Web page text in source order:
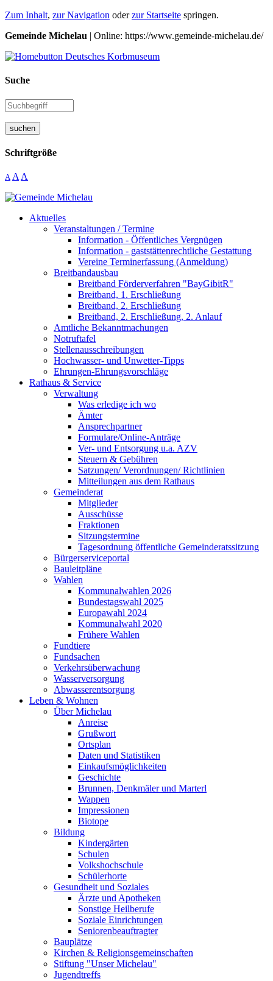
Zum Inhalt, zur Navigation oderzur Startseite springen.
Gemeinde Michelau | Online: https://www.gemeinde-michelau.de/
Suche
suchen
Schriftgröße
A A A
Aktuelles
Veranstaltungen / Termine
Information - Öffentliches Vergnügen
Information - gaststättenrechtliche Gestattung
Vereine Terminerfassung (Anmeldung)
Breitbandausbau
Breitband Förderverfahren "BayGibitR"
Breitband, 1. Erschließung
Breitband, 2. Erschließung
Breitband, 2. Erschließung, 2. Anlauf
Amtliche Bekanntmachungen
Notruftafel
Stellenausschreibungen
Hochwasser- und Unwetter-Tipps
Ehrungen-Ehrungsvorschläge
Rathaus & Service
Verwaltung
Was erledige ich wo
Ämter
Ansprechpartner
Formulare/Online-Anträge
Ver- und Entsorgung u.a. AZV
Steuern & Gebühren
Satzungen/ Verordnungen/ Richtlinien
Mitteilungen aus dem Rathaus
Gemeinderat
Mitglieder
Ausschüsse
Fraktionen
Sitzungstermine
Tagesordnung öffentliche Gemeinderatssitzung
Bürgerserviceportal
Bauleitpläne
Wahlen
Kommunalwahlen 2026
Bundestagswahl 2025
Europawahl 2024
Kommunalwahl 2020
Frühere Wahlen
Fundtiere
Fundsachen
Verkehrsüberwachung
Wasserversorgung
Abwasserentsorgung
Leben & Wohnen
Über Michelau
Anreise
Grußwort
Ortsplan
Daten und Statistiken
Einkaufsmöglichkeiten
Geschichte
Brunnen, Denkmäler und Marterl
Wappen
Impressionen
Biotope
Bildung
Kindergärten
Schulen
Volkshochschule
Schülerhorte
Gesundheit und Soziales
Ärzte und Apotheken
Sonstige Heilberufe
Soziale Einrichtungen
Seniorenbeauftragter
Bauplätze
Kirchen & Religionsgemeinschaften
Stiftung "Unser Michelau"
Jugendtreffs